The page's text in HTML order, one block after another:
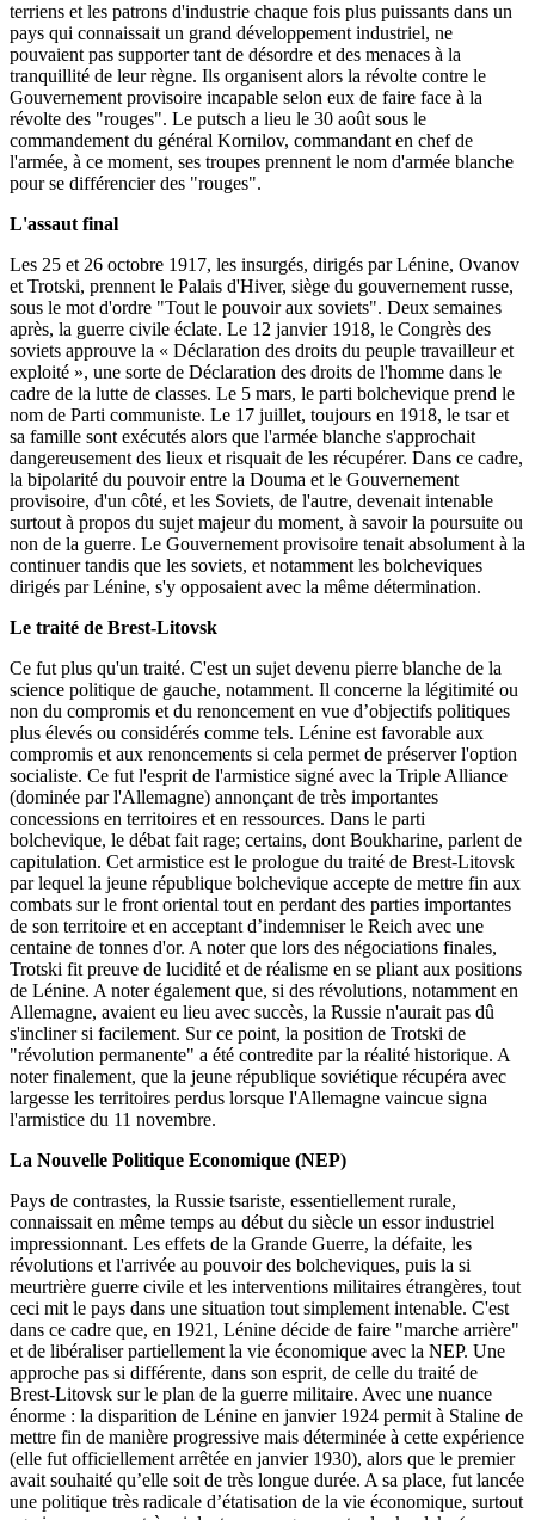
terriens et les patrons d'industrie chaque fois plus puissants dans un
pays qui connaissait un grand développement industriel, ne
pouvaient pas supporter tant de désordre et des menaces à la
tranquillité de leur règne. Ils organisent alors la révolte contre le
Gouvernement provisoire incapable selon eux de faire face à la
révolte des "rouges". Le putsch a lieu le 30 août sous le
commandement du général Kornilov, commandant en chef de
l'armée, à ce moment, ses troupes prennent le nom d'armée blanche
pour se différencier des "rouges".
L'assaut final
Les 25 et 26 octobre 1917, les insurgés, dirigés par Lénine, Ovanov
et Trotski, prennent le Palais d'Hiver, siège du gouvernement russe,
sous le mot d'ordre "Tout le pouvoir aux soviets". Deux semaines
après, la guerre civile éclate. Le 12 janvier 1918, le Congrès des
soviets approuve la « Déclaration des droits du peuple travailleur et
exploité », une sorte de Déclaration des droits de l'homme dans le
cadre de la lutte de classes. Le 5 mars, le parti bolchevique prend le
nom de Parti communiste. Le 17 juillet, toujours en 1918, le tsar et
sa famille sont exécutés alors que l'armée blanche s'approchait
dangereusement des lieux et risquait de les récupérer. Dans ce cadre,
la bipolarité du pouvoir entre la Douma et le Gouvernement
provisoire, d'un côté, et les Soviets, de l'autre, devenait intenable
surtout à propos du sujet majeur du moment, à savoir la poursuite ou
non de la guerre. Le Gouvernement provisoire tenait absolument à la
continuer tandis que les soviets, et notamment les bolcheviques
dirigés par Lénine, s'y opposaient avec la même détermination.
Le traité de Brest-Litovsk
Ce fut plus qu'un traité. C'est un sujet devenu pierre blanche de la
science politique de gauche, notamment. Il concerne la légitimité ou
non du compromis et du renoncement en vue d’objectifs politiques
plus élevés ou considérés comme tels. Lénine est favorable aux
compromis et aux renoncements si cela permet de préserver l'option
socialiste. Ce fut l'esprit de l'armistice signé avec la Triple Alliance
(dominée par l'Allemagne) annonçant de très importantes
concessions en territoires et en ressources. Dans le parti
bolchevique, le débat fait rage; certains, dont Boukharine, parlent de
capitulation. Cet armistice est le prologue du traité de Brest-Litovsk
par lequel la jeune république bolchevique accepte de mettre fin aux
combats sur le front oriental tout en perdant des parties importantes
de son territoire et en acceptant d’indemniser le Reich avec une
centaine de tonnes d'or. A noter que lors des négociations finales,
Trotski fit preuve de lucidité et de réalisme en se pliant aux positions
de Lénine. A noter également que, si des révolutions, notamment en
Allemagne, avaient eu lieu avec succès, la Russie n'aurait pas dû
s'incliner si facilement. Sur ce point, la position de Trotski de
"révolution permanente" a été contredite par la réalité historique. A
noter finalement, que la jeune république soviétique récupéra avec
largesse les territoires perdus lorsque l'Allemagne vaincue signa
l'armistice du 11 novembre.
La Nouvelle Politique Economique (NEP)
Pays de contrastes, la Russie tsariste, essentiellement rurale,
connaissait en même temps au début du siècle un essor industriel
impressionnant. Les effets de la Grande Guerre, la défaite, les
révolutions et l'arrivée au pouvoir des bolcheviques, puis la si
meurtrière guerre civile et les interventions militaires étrangères, tout
ceci mit le pays dans une situation tout simplement intenable. C'est
dans ce cadre que, en 1921, Lénine décide de faire "marche arrière"
et de libéraliser partiellement la vie économique avec la NEP. Une
approche pas si différente, dans son esprit, de celle du traité de
Brest-Litovsk sur le plan de la guerre militaire. Avec une nuance
énorme : la disparition de Lénine en janvier 1924 permit à Staline de
mettre fin de manière progressive mais déterminée à cette expérience
(elle fut officiellement arrêtée en janvier 1930), alors que le premier
avait souhaité qu’elle soit de très longue durée. A sa place, fut lancée
une politique très radicale d’étatisation de la vie économique, surtout